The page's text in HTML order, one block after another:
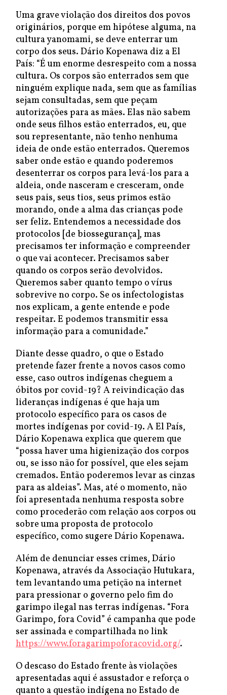
Uma grave violação dos direitos dos povos
originários, porque em hipótese alguma, na
cultura yanomami, se deve enterrar um
corpo dos seus. Dário Kopenawa diz a El
País: “É um enorme desrespeito com a nossa
cultura. Os corpos são enterrados sem que
ninguém explique nada, sem que as famílias
sejam consultadas, sem que peçam
autorizações para as mães. Elas não sabem
onde seus filhos estão enterrados, eu, que
sou representante, não tenho nenhuma
ideia de onde estão enterrados. Queremos
saber onde estão e quando poderemos
desenterrar os corpos para levá-los para a
aldeia, onde nasceram e cresceram, onde
seus pais, seus tios, seus primos estão
morando, onde a alma das crianças pode
ser feliz. Entendemos a necessidade dos
protocolos [de biossegurança], mas
precisamos ter informação e compreender
o que vai acontecer. Precisamos saber
quando os corpos serão devolvidos.
Queremos saber quanto tempo o vírus
sobrevive no corpo. Se os infectologistas
nos explicam, a gente entende e pode
respeitar. E podemos transmitir essa
informação para a comunidade.”
Diante desse quadro, o que o Estado
pretende fazer frente a novos casos como
esse, caso outros indígenas cheguem a
óbitos por covid-19? A reivindicação das
lideranças indígenas é que haja um
protocolo específico para os casos de
mortes indígenas por covid-19. A El País,
Dário Kopenawa explica que querem que
“possa haver uma higienização dos corpos
ou, se isso não for possível, que eles sejam
cremados. Então poderemos levar as cinzas
para as aldeias”. Mas, até o momento, não
foi apresentada nenhuma resposta sobre
como procederão com relação aos corpos ou
sobre uma proposta de protocolo
específico, como sugere Dário Kopenawa.
Além de denunciar esses crimes, Dário
Kopenawa, através da Associação Hutukara,
tem levantando uma petição na internet
para pressionar o governo pelo fim do
garimpo ilegal nas terras indígenas. “Fora
Garimpo, fora Covid” é campanha que pode
ser assinada e compartilhada no link
https://www.foragarimpoforacovid.org/.
O descaso do Estado frente às violações
apresentadas aqui é assustador e reforça o
quanto a questão indígena no Estado de